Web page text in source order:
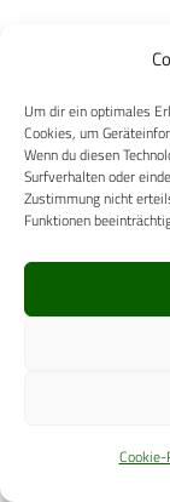
Um dir ein optimales
Cookies, um
Wenn du diesen
Surfverhalten oder
Zustimmung nicht
Funktionen
Bien-Air
IVF HARTMANN
Medi-King